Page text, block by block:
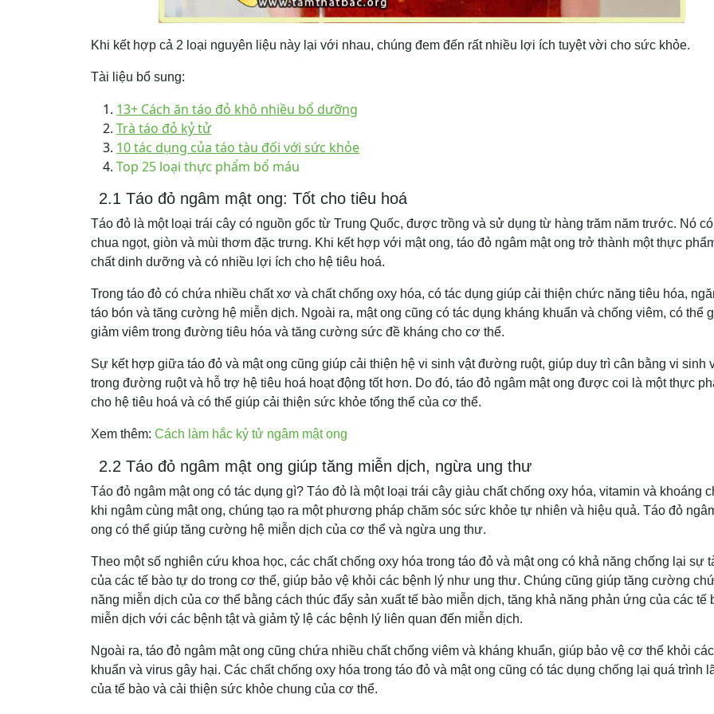
Khi kết hợp cả 2 loại nguyên liệu này lại với nhau, chúng đem đến rất nhiều lợi ích tuyệt vời cho sức khỏe.
Tài liệu bổ sung:
13+ Cách ăn táo đỏ khô nhiều bổ dưỡng
Trà táo đỏ kỷ tử
10 tác dụng của táo tàu đối với sức khỏe
Top 25 loại thực phẩm bổ máu
2.1 Táo đỏ ngâm mật ong: Tốt cho tiêu hoá
Táo đỏ là một loại trái cây có nguồn gốc từ Trung Quốc, được trồng và sử dụng từ hàng trăm năm trước. Nó
chua ngọt, giòn và mùi thơm đặc trưng. Khi kết hợp với mật ong, táo đỏ ngâm mật ong trở thành một thực
chất dinh dưỡng và có nhiều lợi ích cho hệ tiêu hoá.
Trong táo đỏ có chứa nhiều chất xơ và chất chống oxy hóa, có tác dụng giúp cải thiện chức năng tiêu hóa,
táo bón và tăng cường hệ miễn dịch. Ngoài ra, mật ong cũng có tác dụng kháng khuẩn và chống viêm, có thể
giảm viêm trong đường tiêu hóa và tăng cường sức đề kháng cho cơ thể.
Sự kết hợp giữa táo đỏ và mật ong cũng giúp cải thiện hệ vi sinh vật đường ruột, giúp duy trì cân bằng vi sinh
trong đường ruột và hỗ trợ hệ tiêu hoá hoạt động tốt hơn. Do đó, táo đỏ ngâm mật ong được coi là một thực
cho hệ tiêu hoá và có thể giúp cải thiện sức khỏe tổng thể của cơ thể.
Xem thêm: Cách làm hắc kỷ tử ngâm mật ong
2.2 Táo đỏ ngâm mật ong giúp tăng miễn dịch, ngừa ung thư
Táo đỏ ngâm mật ong có tác dụng gì? Táo đỏ là một loại trái cây giàu chất chống oxy hóa, vitamin và khoáng
khi ngâm cùng mật ong, chúng tạo ra một phương pháp chăm sóc sức khỏe tự nhiên và hiệu quả. Táo đỏ
ong có thể giúp tăng cường hệ miễn dịch của cơ thể và ngừa ung thư.
Theo một số nghiên cứu khoa học, các chất chống oxy hóa trong táo đỏ và mật ong có khả năng chống lại sự
của các tế bào tự do trong cơ thể, giúp bảo vệ khỏi các bệnh lý như ung thư. Chúng cũng giúp tăng cường
năng miễn dịch của cơ thể bằng cách thúc đẩy sản xuất tế bào miễn dịch, tăng khả năng phản ứng của các tế
miễn dịch với các bệnh tật và giảm tỷ lệ các bệnh lý liên quan đến miễn dịch.
Ngoài ra, táo đỏ ngâm mật ong cũng chứa nhiều chất chống viêm và kháng khuẩn, giúp bảo vệ cơ thể khỏi
khuẩn và virus gây hại. Các chất chống oxy hóa trong táo đỏ và mật ong cũng có tác dụng chống lại quá trình
của tế bào và cải thiện sức khỏe chung của cơ thể.